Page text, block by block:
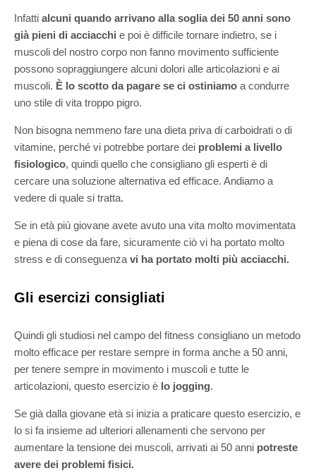
Infatti alcuni quando arrivano alla soglia dei 50 anni sono
già pieni di acciacchi e poi è difficile tornare indietro, se i
muscoli del nostro corpo non fanno movimento sufficiente
possono sopraggiungere alcuni dolori alle articolazioni e ai
muscoli. È lo scotto da pagare se ci ostiniamo a condurre
uno stile di vita troppo pigro.
Non bisogna nemmeno fare una dieta priva di carboidrati o di
vitamine, perché vi potrebbe portare dei problemi a livello
fisiologico, quindi quello che consigliano gli esperti è di
cercare una soluzione alternativa ed efficace. Andiamo a
vedere di quale si tratta.
Se in età più giovane avete avuto una vita molto movimentata
e piena di cose da fare, sicuramente ciò vi ha portato molto
stress e di conseguenza vi ha portato molti più acciacchi.
Gli esercizi consigliati
Quindi gli studiosi nel campo del fitness consigliano un metodo
molto efficace per restare sempre in forma anche a 50 anni,
per tenere sempre in movimento i muscoli e tutte le
articolazioni, questo esercizio è lo jogging.
Se già dalla giovane età si inizia a praticare questo esercizio, e
lo si fa insieme ad ulteriori allenamenti che servono per
aumentare la tensione dei muscoli, arrivati ai 50 anni potreste
avere dei problemi fisici.